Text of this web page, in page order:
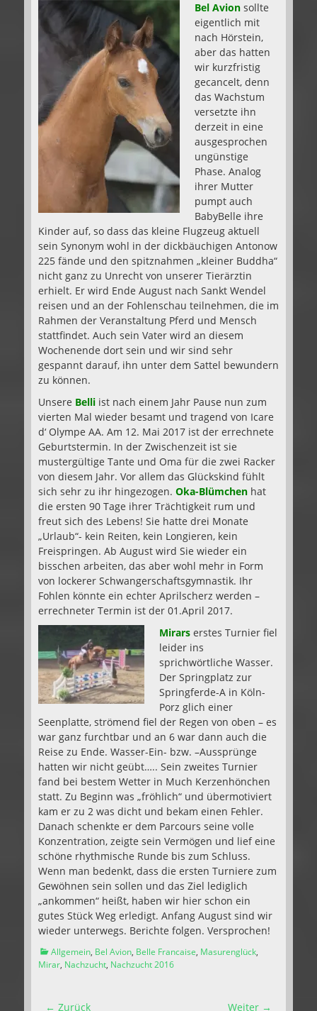
Bel Avion sollte
eigentlich mit
nach Hörstein,
aber das hatten
wir kurzfristig
gecancelt, denn
das Wachstum
versetzte ihn
derzeit in eine
ausgesprochen
ungünstige
Phase. Analog
ihrer Mutter
pumpt auch
BabyBelle ihre
Kinder auf, so dass das kleine Flugzeug aktuell
sein Synonym wohl in der dickbäuchigen Antonow
225 fände und den spitznahmen „kleiner Buddha“
nicht ganz zu Unrecht von unserer Tierärztin
erhielt. Er wird Ende August nach Sankt Wendel
reisen und an der Fohlenschau teilnehmen, die im
Rahmen der Veranstaltung Pferd und Mensch
stattfindet. Auch sein Vater wird an diesem
Wochenende dort sein und wir sind sehr
gespannt darauf, ihn unter dem Sattel bewundern
zu können.
Unsere Belli ist nach einem Jahr Pause nun zum
vierten Mal wieder besamt und tragend von Icare
d‘ Olympe AA. Am 12. Mai 2017 ist der errechnete
Geburtstermin. In der Zwischenzeit ist sie
mustergültige Tante und Oma für die zwei Racker
von diesem Jahr. Vor allem das Glückskind fühlt
sich sehr zu ihr hingezogen. Oka-Blümchen hat
die ersten 90 Tage ihrer Trächtigkeit rum und
freut sich des Lebens! Sie hatte drei Monate
„Urlaub“- kein Reiten, kein Longieren, kein
Freispringen. Ab August wird Sie wieder ein
bisschen arbeiten, das aber wohl mehr in Form
von lockerer Schwangerschaftsgymnastik. Ihr
Fohlen könnte ein echter Aprilscherz werden –
errechneter Termin ist der 01.April 2017.
Mirars erstes Turnier fiel
leider ins
sprichwörtliche Wasser.
Der Springplatz zur
Springferde-A in Köln-
Porz glich einer
Seenplatte, strömend fiel der Regen von oben – es
war ganz furchtbar und an 6 war dann auch die
Reise zu Ende. Wasser-Ein- bzw. –Aussprünge
hatten wir nicht geübt….. Sein zweites Turnier
fand bei bestem Wetter in Much Kerzenhönchen
statt. Zu Beginn was „fröhlich“ und übermotiviert
kam er zu 2 was dicht und bekam einen Fehler.
Danach schenkte er dem Parcours seine volle
Konzentration, zeigte sein Vermögen und lief eine
schöne rhythmische Runde bis zum Schluss.
Wenn man bedenkt, dass die ersten Turniere zum
Gewöhnen sein sollen und das Ziel lediglich
„ankommen“ heißt, haben wir hier schon ein
gutes Stück Weg erledigt. Anfang August sind wir
wieder unterwegs. Berichte folgen. Versprochen!
Kategorien
Allgemein, Bel Avion, Belle Francaise, Masurenglück,
Mirar, Nachzucht, Nachzucht 2016
← Zurück
Weiter →